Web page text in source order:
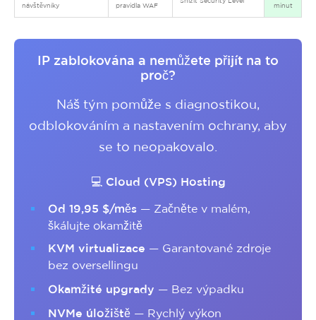
návštěvníky pravidla WAF minut
IP zablokována a nemůžete přijít na to
proč?
Náš tým pomůže s diagnostikou,
odblokováním a nastavením ochrany, aby
se to neopakovalo.
💻 Cloud (VPS) Hosting
Od 19,95 $/měs — Začněte v malém,
škálujte okamžitě
KVM virtualizace — Garantované zdroje
bez oversellingu
Okamžité upgrady — Bez výpadku
NVMe úložiště — Rychlý výkon